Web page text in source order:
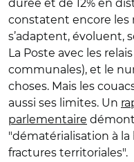
durée et de 12% en
constatent encore les
s’adaptent, évoluent,
La Poste avec les
communales), et le
choses. Mais les
aussi ses limites. Un
parlementaire
"dématérialisation à
fractures territoriales".